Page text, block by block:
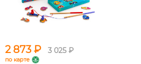
2 873 ₽ 3 025 ₽
по карте